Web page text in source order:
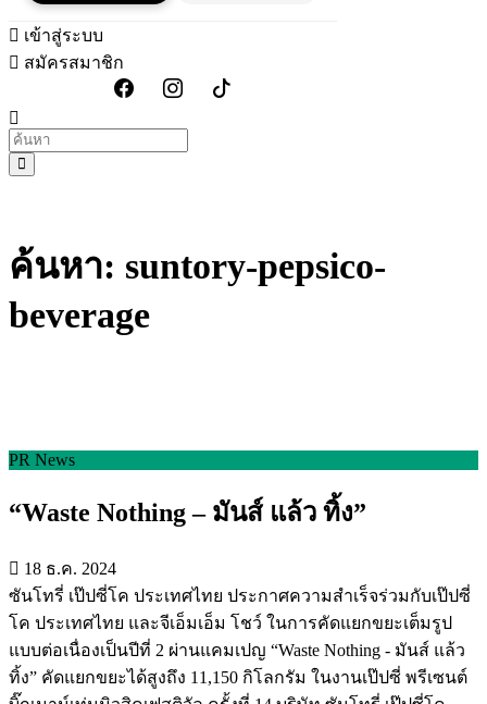
เข้าสู่ระบบ
สมัครสมาชิก
ค้นหา: suntory-pepsico-
beverage
PR News
“Waste Nothing – มันส์ แล้ว ทิ้ง”
18 ธ.ค. 2024
ซันโทรี่ เป๊ปซี่โค ประเทศไทย ประกาศความสำเร็จร่วมกับเป๊ปซี่
โค ประเทศไทย และจีเอ็มเอ็ม โชว์ ในการคัดแยกขยะเต็มรูป
แบบต่อเนื่องเป็นปีที่ 2 ผ่านแคมเปญ “Waste Nothing - มันส์ แล้ว
ทิ้ง” คัดแยกขยะได้สูงถึง 11,150 กิโลกรัม ในงานเป๊ปซี่ พรีเซนต์